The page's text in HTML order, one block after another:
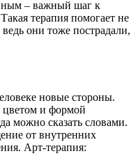
– важный шаг к
терапия помогает не
они тоже пострадали,
новые стороны.
цветом и формой
можно сказать словами.
от внутренних
Арт-терапия: